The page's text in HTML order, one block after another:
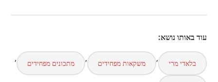
עוד באותו נושא:
בלאדי מרי , משקאות מפחידים , מתכונים מפחידים ,